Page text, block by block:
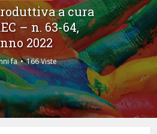
a cura
– n. 63-64,
2022
fa 166 Viste